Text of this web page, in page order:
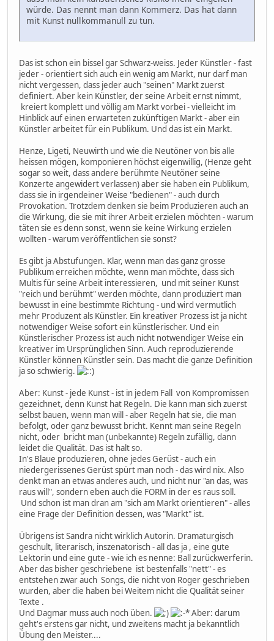
würde. Das nennt man dann Kommerz. Das hat dann
mit Kunst nullkommanull zu tun.
Das ist schon ein bissel gar Schwarz-weiss. Jeder Künstler - fast
jeder - orientiert sich auch ein wenig am Markt, nur darf man
nicht vergessen, dass jeder auch "seinen" Markt zuerst
definiert. Aber kein Künstler, der seine Arbeit ernst nimmt,
kreiert komplett und völlig am Markt vorbei - vielleicht im
Hinblick auf einen erwarteten zukünftigen Markt - aber ein
Künstler arbeitet für ein Publikum. Und das ist ein Markt.
Henze, Ligeti, Neuwirth und wie die Neutöner von bis alle
heissen mögen, komponieren höchst eigenwillig, (Henze geht
sogar so weit, dass andere berühmte Neutöner seine
Konzerte angewidert verlassen) aber sie haben ein Publikum,
dass sie in irgendeiner Weise "bedienen" - auch durch
Provokation. Trotzdem denken sie beim Produzieren auch an
die Wirkung, die sie mit ihrer Arbeit erzielen möchten - warum
täten sie es denn sonst, wenn sie keine Wirkung erzielen
wollten - warum veröffentlichen sie sonst?
Es gibt ja Abstufungen. Klar, wenn man das ganz grosse
Publikum erreichen möchte, wenn man möchte, dass sich
Multis für seine Arbeit interessieren, und mit seiner Kunst
"reich und berühmt" werden möchte, dann produziert man
bewusst in eine bestimmte Richtung - und wird vermutlich
mehr Produzent als Künstler. Ein kreativer Prozess ist ja nicht
notwendiger Weise sofort ein künstlerischer. Und ein
Künstlerischer Prozess ist auch nicht notwendiger Weise ein
kreativer im Ursprünglichen Sinn. Auch reproduzierende
Künstler können Künstler sein. Das macht die ganze Definition
ja so schwierig.
Aber: Kunst - jede Kunst - ist in jedem Fall von Kompromissen
gezeichnet, denn Kunst hat Regeln. Die kann man sich zuerst
selbst bauen, wenn man will - aber Regeln hat sie, die man
befolgt, oder ganz bewusst bricht. Kennt man seine Regeln
nicht, oder bricht man (unbekannte) Regeln zufällig, dann
leidet die Qualität. Das ist halt so.
In's Blaue produzieren, ohne jedes Gerüst - auch ein
niedergerissenes Gerüst spürt man noch - das wird nix. Also
denkt man an etwas anderes auch, und nicht nur "an das, was
raus will", sondern eben auch die FORM in der es raus soll.
Und schon ist man dran am "sich am Markt orientieren" - alles
eine Frage der Definition dessen, was "Markt" ist.
Übrigens ist Sandra nicht wirklich Autorin. Dramaturgisch
geschult, literarisch, inszenatorisch - all das ja , eine gute
Lektorin und eine gute - wie ich es nenne: Ball zurückwerferin.
Aber das bisher geschriebene ist bestenfalls "nett" - es
entstehen zwar auch Songs, die nicht von Roger geschrieben
wurden, aber die haben bei Weitem nicht die Qualität seiner
Texte .
Und Dagmar muss auch noch üben.
Aber: darum
geht's erstens gar nicht, und zweitens macht ja bekanntlich
Übung den Meister....